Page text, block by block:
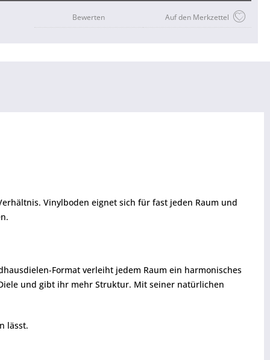
Auf den Merkzettel
Bewerten
Vinylboden eignet sich für fast jeden Raum und
Format verleiht jedem Raum ein harmonisches
und gibt ihr mehr Struktur. Mit seiner natürlichen
lässt.